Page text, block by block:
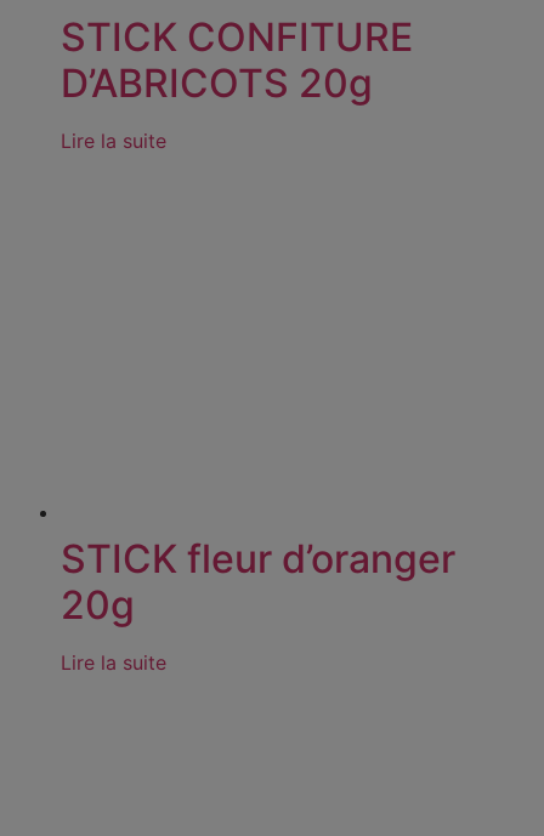
STICK CONFITURE
D’ABRICOTS 20g
Lire la suite
STICK fleur d’oranger
20g
Lire la suite